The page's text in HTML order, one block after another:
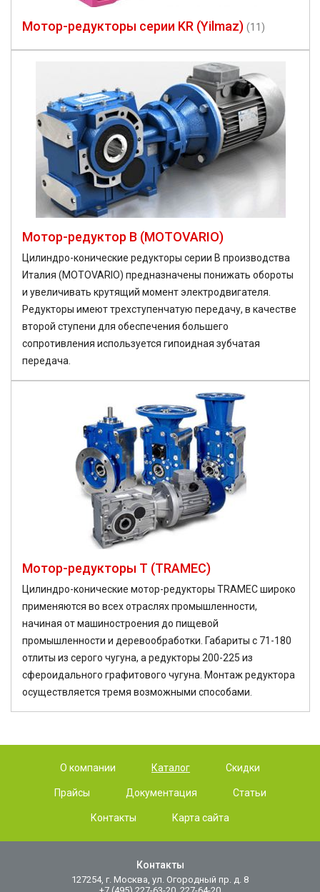
Мотор-редукторы серии KR (Yilmaz) (11)
Мотор-редуктор B (MOTOVARIO)
Цилиндро-конические редукторы серии B производства
Италия (MOTOVARIO) предназначены понижать обороты
и увеличивать крутящий момент электродвигателя.
Редукторы имеют трехступенчатую передачу, в качестве
второй ступени для обеспечения большего
сопротивления используется гипоидная зубчатая
передача.
Мотор-редукторы T (TRAMEC)
Цилиндро-конические мотор-редукторы TRAMEC широко
применяются во всех отраслях промышленности,
начиная от машиностроения до пищевой
промышленности и деревообработки. Габариты с 71-180
отлиты из серого чугуна, а редукторы 200-225 из
сфероидального графитового чугуна. Монтаж редуктора
осуществляется тремя возможными способами.
О компании Каталог Скидки
Прайсы Документация Статьи
Контакты Карта сайта
Контакты
127254, г. Москва, ул. Огородный пр. д. 8